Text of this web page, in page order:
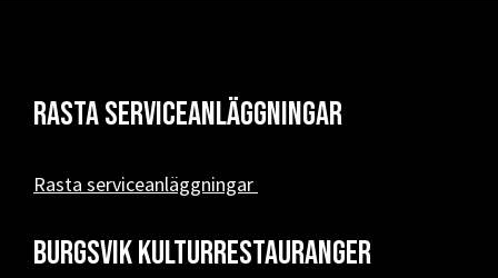
Rasta serviceanläggningar
Rasta serviceanläggningar
Burgsvik kulturrestauranger